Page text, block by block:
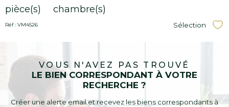
pièce(s) chambre(s)
Réf : VM4526 Sélection
VOUS N'AVEZ PAS TROUVÉ
LE BIEN CORRESPONDANT À VOTRE
RECHERCHE ?
Créer une alerte email et recevez les biens correspondants à